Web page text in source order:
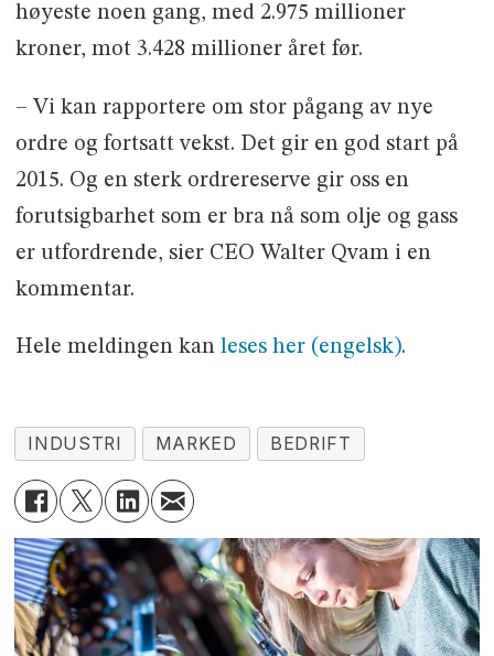
høyeste noen gang, med 2.975 millioner
kroner, mot 3.428 millioner året før.
– Vi kan rapportere om stor pågang av nye
ordre og fortsatt vekst. Det gir en god start på
2015. Og en sterk ordrereserve gir oss en
forutsigbarhet som er bra nå som olje og gass
er utfordrende, sier CEO Walter Qvam i en
kommentar.
Hele meldingen kan leses her (engelsk).
INDUSTRI MARKED BEDRIFT